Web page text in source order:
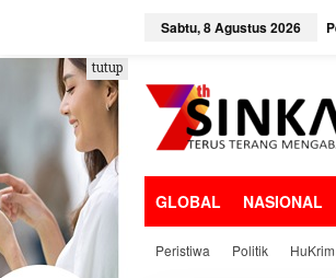
e
k
o
n
t
e
n
Sabtu, 8 Agustus 2026
GLOBAL NASIONAL
Peristiwa Politik HuKrim
tutup